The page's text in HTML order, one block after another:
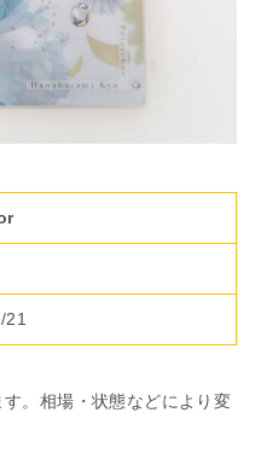
21
。相場・状態などにより変